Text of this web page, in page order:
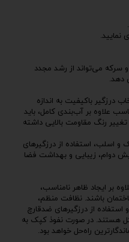
نمایید.
سرکه می‌تواند از رشد مجدد
دهد.
درزگیر باکیفیت به اندازه
علاوه بر آب‌بندی کامل، باید
تغییر رنگ مقاومت بالایی داشته
اسلب، استفاده از درزگیرهای
دوام، زیبایی و بهداشت فضا
بر ایجاد ظاهر نامناسب،
باشند. نظافت منظم،
از درزگیرهای ضدقارچ
هستند. در صورت نفوذ کپک به
راه‌حل خواهد بود.